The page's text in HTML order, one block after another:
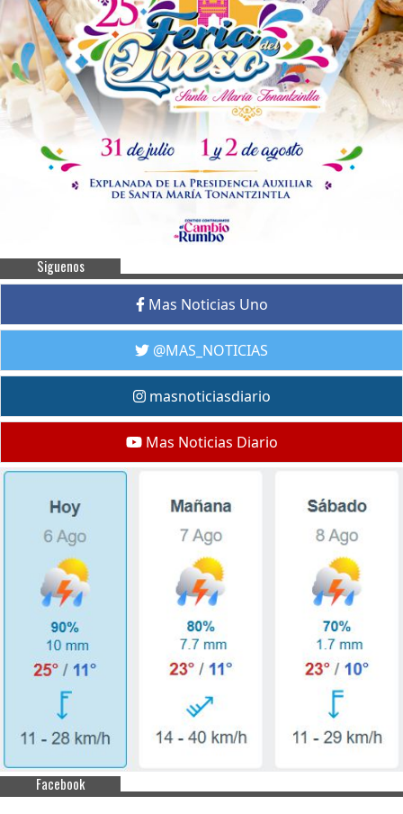
Siguenos
Mas Noticias Uno
@MAS_NOTICIAS
masnoticiasdiario
Mas Noticias Diario
Facebook